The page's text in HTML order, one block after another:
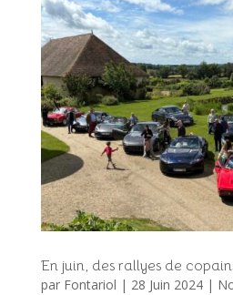
En juin, des rallyes de
par Fontariol | 28 Juin 2024|